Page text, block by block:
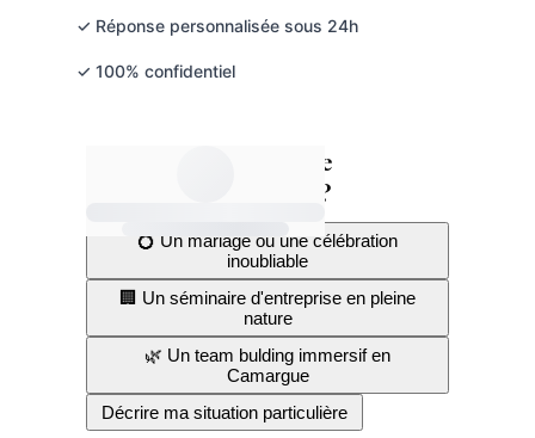
✓ Réponse personnalisée sous 24h
✓ 100% confidentiel